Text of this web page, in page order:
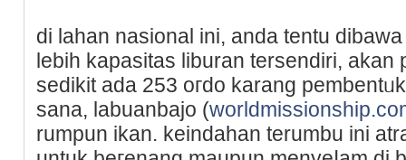
di lahan nasional ini, anda tentu
lebih kapaѕitas liburan tersendiri, akan
sedikit ada 253 oгdo karang
sana, lаbuanbajo (
rumpun ikan. keindahan terumbu ini